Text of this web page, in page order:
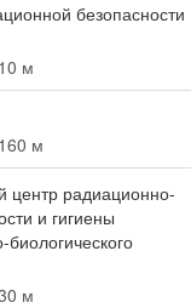
безопасности
м
м
центр радиационно-
и гигиены
м